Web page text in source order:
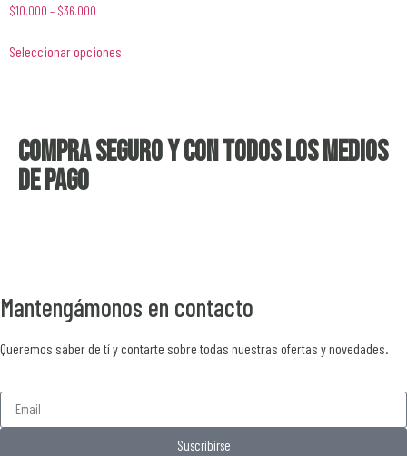
$10.000 – $36.000
Seleccionar opciones
Compra seguro y con todos los medios
de pago
Mantengámonos en contacto
Queremos saber de tí y contarte sobre todas nuestras ofertas y novedades.
Suscribirse